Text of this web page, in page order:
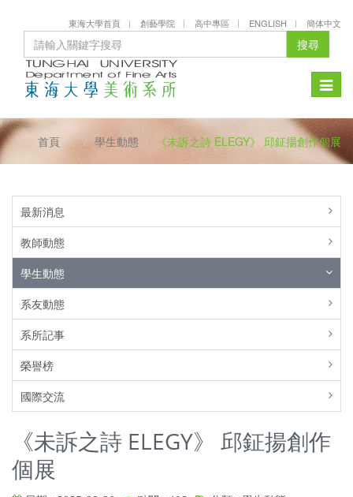
東海大學首頁 創藝學院 高中專區 ENGLISH 簡体中文
搜尋
Toggle
首頁 學生動態 《未訴之詩 ELEGY》 邱鉦揚創作個展
最新消息
教師動態
學生動態
系友動態
系所記事
榮譽榜
國際交流
《未訴之詩 ELEGY》 邱鉦揚創作
個展